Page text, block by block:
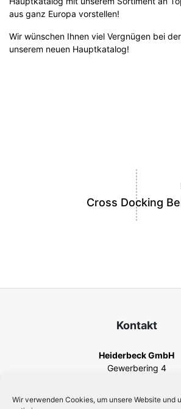
Wir verwenden Cookies, um unsere Website und
aus ganz Europa vorstellen!
Wir wünschen Ihnen viel Vergnügen bei
unserem neuen Hauptkatalog!
Cross Docking
Kontakt
Heiderbeck GmbH
Gewerbering 4
Fax +49 8142 44567-